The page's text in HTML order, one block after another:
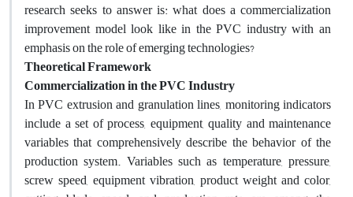
research seeks to answer is: what does a commercialization
improvement model look like in the PVC industry with an
emphasis on the role of emerging technologies?
Theoretical Framework
Commercialization in the PVC Industry
In PVC extrusion and granulation lines, monitoring indicators
include a set of process, equipment, quality and maintenance
variables that comprehensively describe the behavior of the
production system. Variables such as temperature, pressure,
screw speed, equipment vibration, product weight and color,